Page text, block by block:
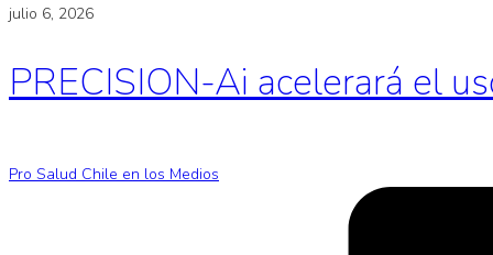
julio 6, 2026
PRECISION-Ai acelerará el
Pro Salud Chile en los Medios